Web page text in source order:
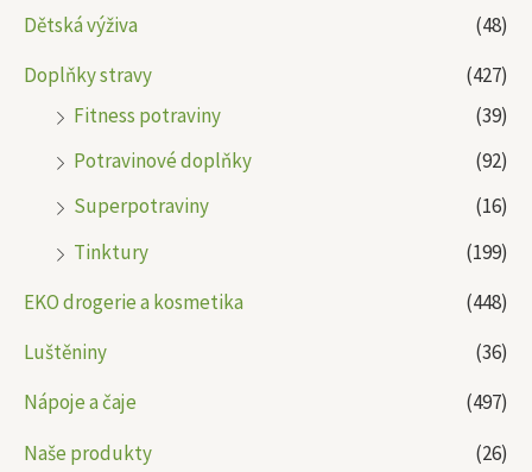
Dětská výživa
(48)
Doplňky stravy
(427)
Fitness potraviny
(39)
Potravinové doplňky
(92)
Superpotraviny
(16)
Tinktury
(199)
EKO drogerie a kosmetika
(448)
Luštěniny
(36)
Nápoje a čaje
(497)
Naše produkty
(26)